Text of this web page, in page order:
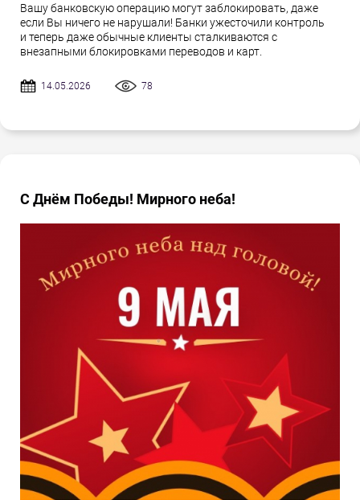
Вашу банковскую операцию могут заблокировать, даже
если Вы ничего не нарушали! Банки ужесточили контроль
и теперь даже обычные клиенты сталкиваются с
внезапными блокировками переводов и карт.
14.05.2026 78
С Днём Победы! Мирного неба!